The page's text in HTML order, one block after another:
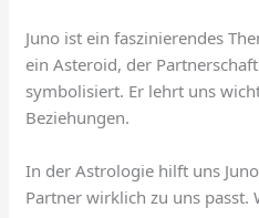
Juno ist ein faszinierendes
ein Asteroid, der
symbolisiert. Er lehrt uns
Beziehungen.
In der Astrologie hilft uns
Partner wirklich zu uns passt.